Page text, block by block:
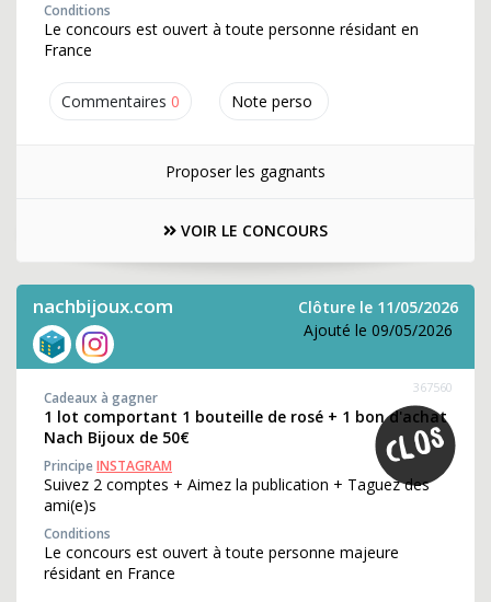
Commentaires 0 Note perso
Conditions
Le concours est ouvert à toute personne résidant en
France
Proposer les gagnants
VOIR LE CONCOURS
nachbijoux.com
Clôture le 11/05/2026
Ajouté le 09/05/2026
367560
Cadeaux à gagner
1 lot comportant 1 bouteille de rosé + 1 bon d'achat
Nach Bijoux de 50€
PrincipeINSTAGRAM
Suivez 2 comptes + Aimez la publication + Taguez des
ami(e)s
Conditions
Le concours est ouvert à toute personne majeure
résidant en France